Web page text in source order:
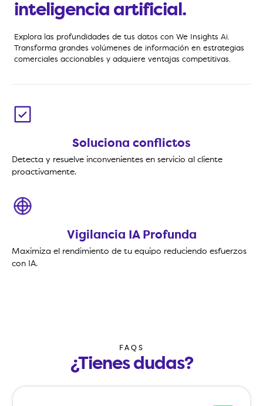
inteligencia artificial.
Explora las profundidades de tus datos con We Insights Ai.
Transforma grandes volúmenes de información en estrategias
comerciales accionables y adquiere ventajas competitivas.
Soluciona conflictos
Detecta y resuelve inconvenientes en servicio al cliente
proactivamente.
Vigilancia IA Profunda
Maximiza el rendimiento de tu equipo reduciendo esfuerzos
con IA.
FAQS
¿Tienes dudas?